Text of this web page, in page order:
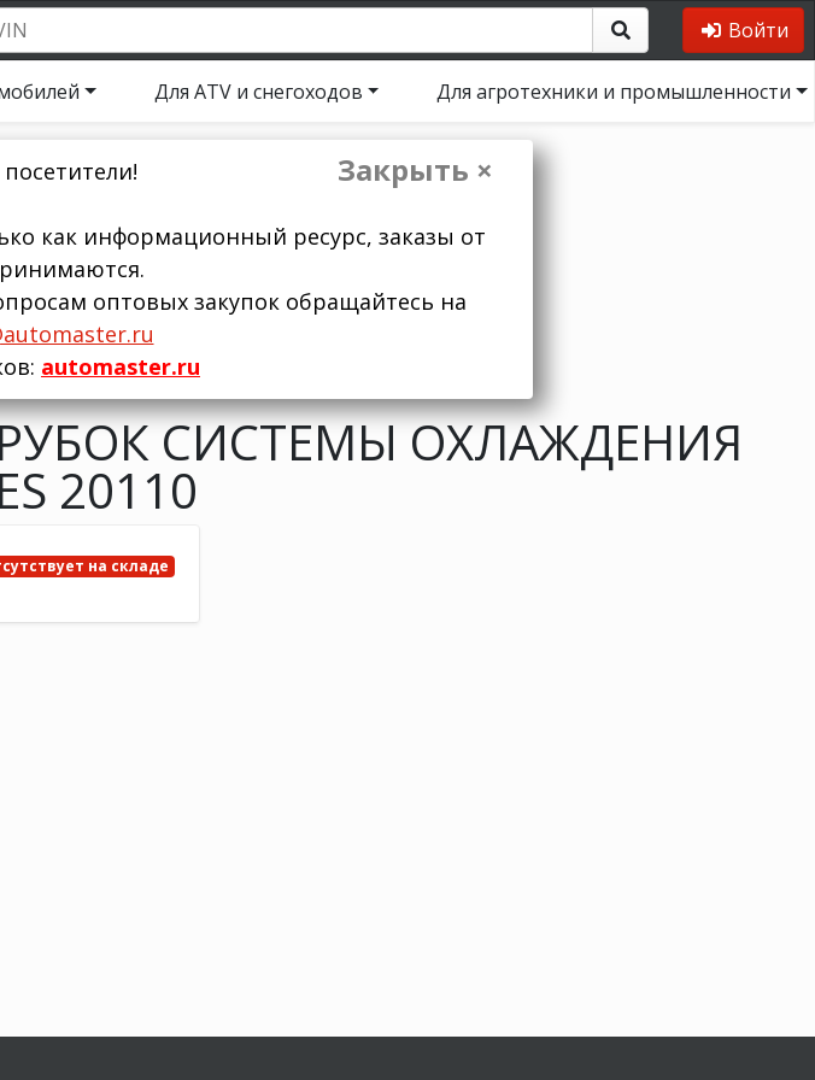
Войти
Для ATV и снегоходов Для агротехники и промышленности
Закрыть ×
как информационный ресурс, заказы от
оптовых закупок обращайтесь на
automaster.ru
СИСТЕМЫ ОХЛАЖДЕНИЯ
20110
на складе